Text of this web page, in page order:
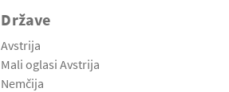
Države
Avstrija
Mali oglasi Avstrija
Nemčija